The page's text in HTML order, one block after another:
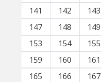
141
142 143
147
148 149
153
154 155
159
160 161
165
166 167